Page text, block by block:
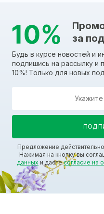
за
Будь в курсе новостей и
подпишись на рассылку и
10%! Только для новых
Предложение
Нажимая на кнопку вы
данных и даетесогласие на